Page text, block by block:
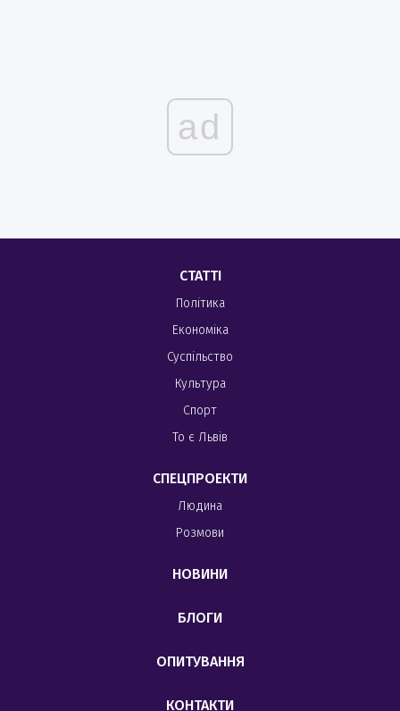
ad
СТАТТІ
Політика
Економіка
Суспільство
Культура
Спорт
То є Львів
СПЕЦПРОЕКТИ
Людина
Розмови
НОВИНИ
БЛОГИ
ОПИТУВАННЯ
КОНТАКТИ